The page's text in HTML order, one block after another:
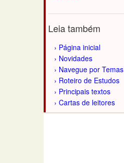
Leia também
Página inicial
Novidades
Navegue por Temas
Roteiro de Estudos
Principais textos
Cartas de leitores